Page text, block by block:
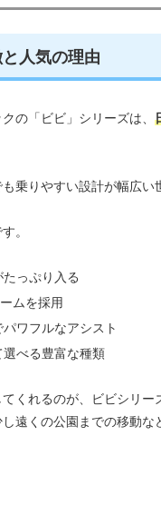
人気の理由
の「ビビ」シリーズは、
乗りやすい設計が幅広い
。
っぷり入る
ムを採用
ワフルなアシスト
べる豊富な種類
くれるのが、ビビシリー
遠くの公園までの移動